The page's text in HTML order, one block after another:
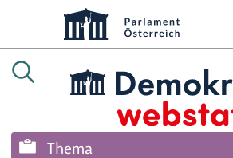
Thema